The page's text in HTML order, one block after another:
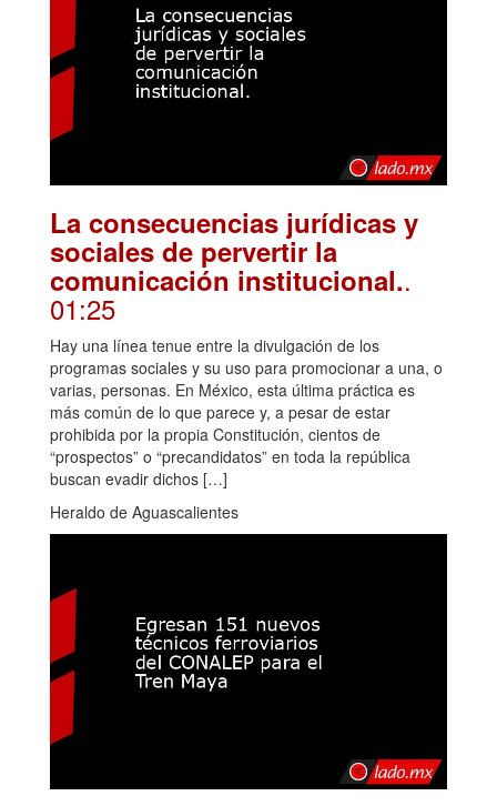
La consecuencias jurídicas y
sociales de pervertir la
comunicación institucional..
01:25
Hay una línea tenue entre la divulgación de los
programas sociales y su uso para promocionar a una, o
varias, personas. En México, esta última práctica es
más común de lo que parece y, a pesar de estar
prohibida por la propia Constitución, cientos de
“prospectos” o “precandidatos” en toda la república
buscan evadir dichos […]
Heraldo de Aguascalientes